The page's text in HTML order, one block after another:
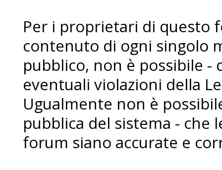
Per i proprietari di questo
contenuto di ogni singolo
pubblico, non è possibile
eventuali violazioni della
Ugualmente non è
pubblica del sistema -
forum siano accurate e